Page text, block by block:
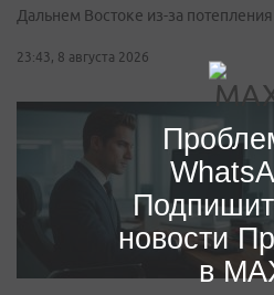
Дальнем Востоке из-за
23:43, 8 августа 2026
новости
в